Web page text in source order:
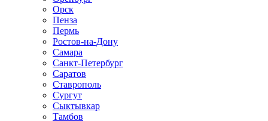
Орск
Пенза
Пермь
Ростов-на-Дону
Самара
Санкт-Петербург
Саратов
Ставрополь
Сургут
Сыктывкар
Тамбов